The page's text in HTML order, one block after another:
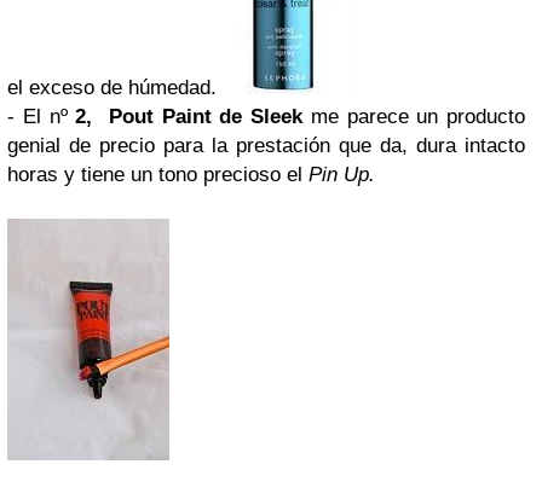
el exceso de húmedad.
- El nº2, Pout Paint de Sleek me parece un producto
genial de precio para la prestación que da, dura intacto
horas y tiene un tono precioso el Pin Up.